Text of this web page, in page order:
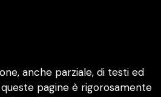
anche parziale, di testi ed
pagine è rigorosamente